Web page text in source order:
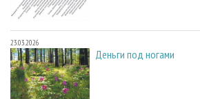
23.03.2026
Деньги под ногами